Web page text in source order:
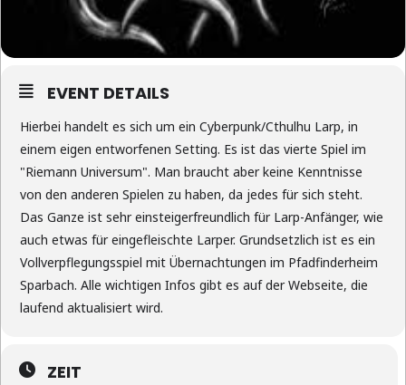
EVENT DETAILS
Hierbei handelt es sich um ein Cyberpunk/Cthulhu Larp, in
einem eigen entworfenen Setting. Es ist das vierte Spiel im
"Riemann Universum". Man braucht aber keine Kenntnisse
von den anderen Spielen zu haben, da jedes für sich steht.
Das Ganze ist sehr einsteigerfreundlich für Larp-Anfänger, wie
auch etwas für eingefleischte Larper. Grundsetzlich ist es ein
Vollverpflegungsspiel mit Übernachtungen im Pfadfinderheim
Sparbach. Alle wichtigen Infos gibt es auf der Webseite, die
laufend aktualisiert wird.
ZEIT